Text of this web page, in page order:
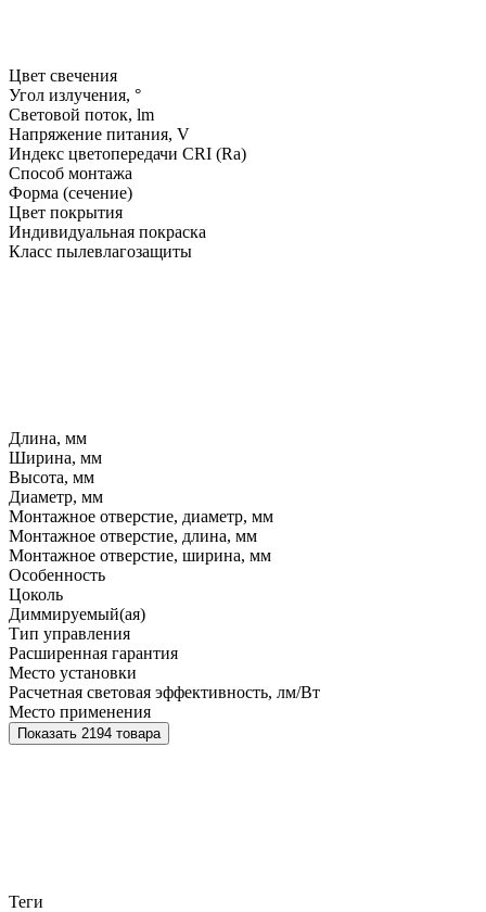
Цвет свечения
Угол излучения, °
Световой поток, lm
Напряжение питания, V
Индекс цветопередачи CRI (Ra)
Способ монтажа
Форма (сечение)
Цвет покрытия
Индивидуальная покраска
Класс пылевлагозащиты
Длина, мм
Ширина, мм
Высота, мм
Диаметр, мм
Монтажное отверстие, диаметр, мм
Монтажное отверстие, длина, мм
Монтажное отверстие, ширина, мм
Особенность
Цоколь
Диммируемый(ая)
Тип управления
Расширенная гарантия
Место установки
Расчетная световая эффективность, лм/Вт
Место применения
Показать 2194 товара
Теги